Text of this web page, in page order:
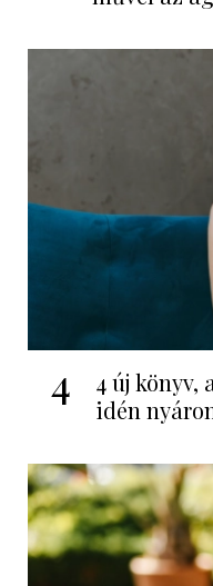
4
4 új könyv,
idén